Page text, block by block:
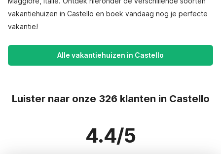
vakantiehuizen in Castello en boek vandaag nog je perfecte
vakantie!
Alle vakantiehuizen in Castello
Luister naar onze 326 klanten in Castello
4.4/5